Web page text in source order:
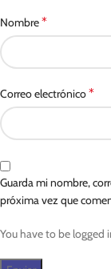
Nombre*
Correo electrónico*
Guarda mi nombre,
próxima vez que
You have to be